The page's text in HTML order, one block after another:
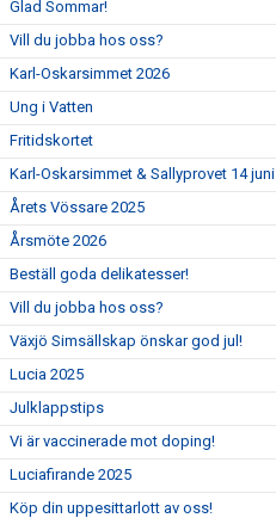
Glad Sommar!
Vill du jobba hos oss?
Karl-Oskarsimmet 2026
Ung i Vatten
Fritidskortet
Karl-Oskarsimmet & Sallyprovet 14 juni
Årets Vössare 2025
Årsmöte 2026
Beställ goda delikatesser!
Vill du jobba hos oss?
Växjö Simsällskap önskar god jul!
Lucia 2025
Julklappstips
Vi är vaccinerade mot doping!
Luciafirande 2025
Köp din uppesittarlott av oss!